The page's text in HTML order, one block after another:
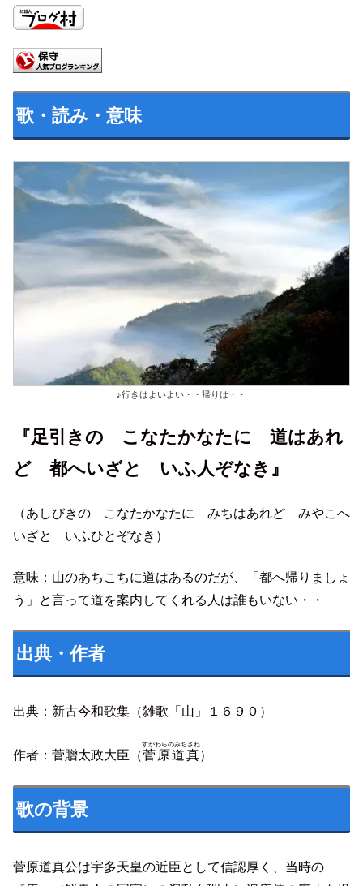
歌・読み・意味
♪行きはよいよい・・帰りは・・
『足引きの こなたかなたに 道はあれ
ど 都へいざと いふ人ぞなき』
（あしびきの こなたかなたに みちはあれど みやこへ
いざと いふひとぞなき）
意味：山のあちこちに道はあるのだが、「都へ帰りましょ
う」と言って道を案内してくれる人は誰もいない・・
出典・作者
出典：新古今和歌集（雑歌「山」１６９０）
作者：菅贈太政大臣（菅原道真
すがわらのみちざね
）
歌の背景
菅原道真公は宇多天皇の近臣として信認厚く、当時の